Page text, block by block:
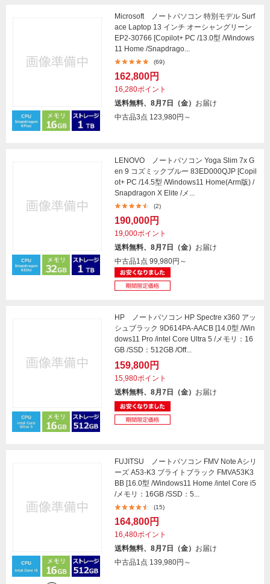
Microsoft ノートパソコン 特別モデル Surf
ace Laptop 13 インチ オーシャングリーン
EP2-30766 [Copilot+ PC /13.0型 /Windows
11 Home /Snapdrago...
(69)
162,800円
16,280ポイント
送料無料、8月7日（金） お届け
中古品3点 123,980円～
LENOVO ノートパソコン Yoga Slim 7x G
en 9 コズミックブルー 83ED000QJP [Copil
ot+ PC /14.5型 /Windows11 Home(Arm版) /
Snapdragon X Elite /メ...
(2)
190,000円
19,000ポイント
送料無料、8月7日（金） お届け
中古品1点 99,980円～
HP ノートパソコン HP Spectre x360 アッ
シュブラック 9D614PA-AACB [14.0型 /Win
dows11 Pro /intel Core Ultra 5 /メモリ：16
GB /SSD：512GB /Off...
159,800円
15,980ポイント
送料無料、8月7日（金） お届け
FUJITSU ノートパソコン FMV Note Aシリ
ーズ A53-K3 ブライトブラック FMVA53K3
BB [16.0型 /Windows11 Home /intel Core i5
/メモリ：16GB /SSD：5...
(15)
164,800円
16,480ポイント
送料無料、8月7日（金） お届け
中古品1点 139,980円～